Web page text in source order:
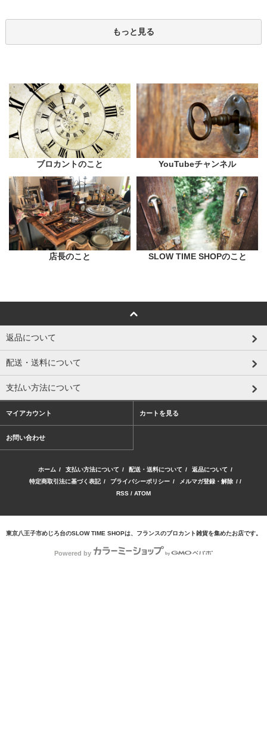
もっと見る
ブロカントのこと YouTubeチャンネル
店長のこと SLOW TIME SHOPのこと
返品について
配送・送料について
支払い方法について
マイアカウント カートを見る
お問い合わせ
ホーム / 支払い方法について / 配送・送料について / 返品について /
特定商取引法に基づく表記 / プライバシーポリシー / メルマガ登録・解除 / /
RSS / ATOM
東京八王子市めじろ台のSLOW TIME SHOPは、フランスのブロカント雑貨を集めたお店です。
Powered by